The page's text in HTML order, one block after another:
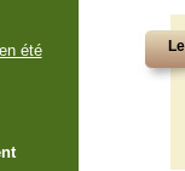
été